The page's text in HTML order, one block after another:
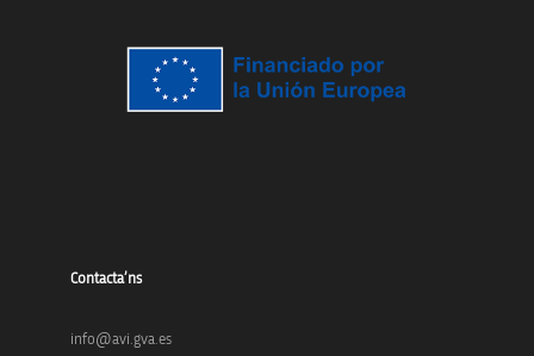
Contacta’ns
info@avi.gva.es